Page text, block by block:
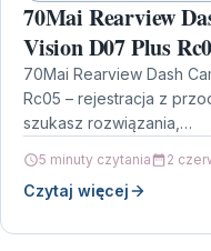
70Mai Rearview
Vision D07 Plus
70Mai Rearview Dash
Rc05 – rejestracja z
szukasz rozwiązania,…
5 minuty czytania 2
Czytaj więcej